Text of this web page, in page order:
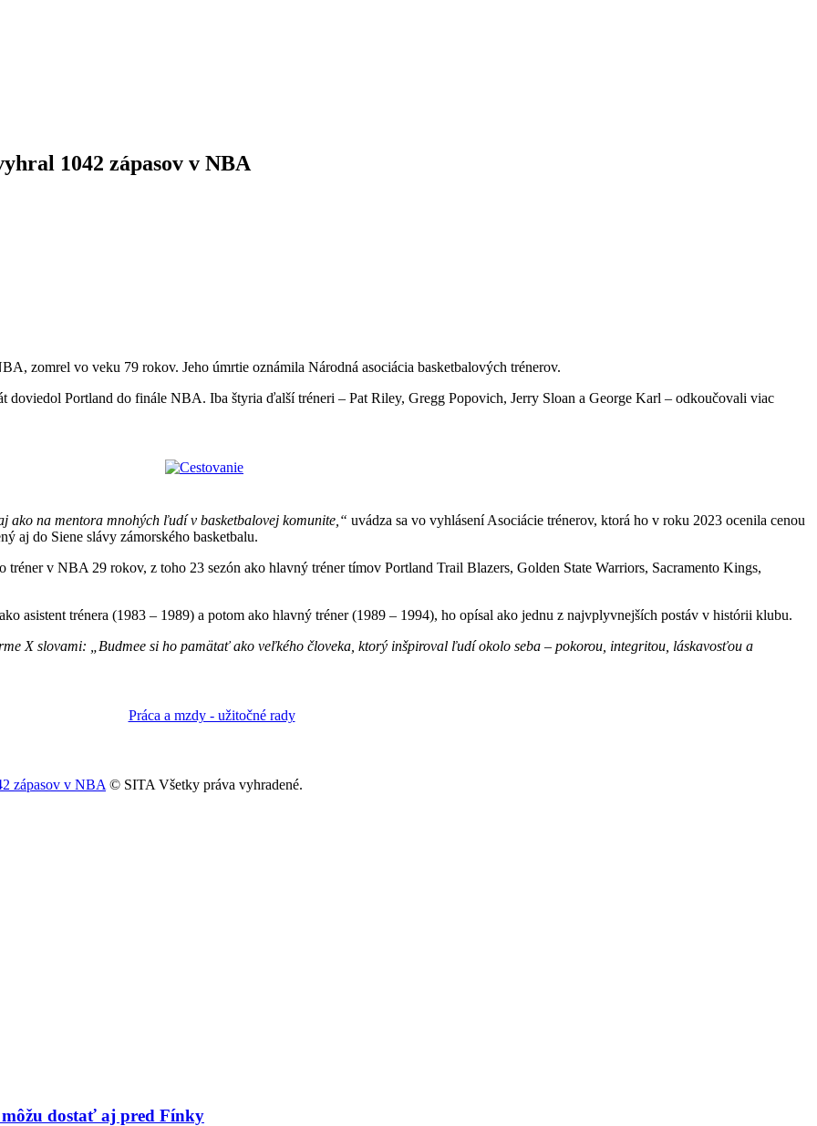
1042 zápasov v NBA
zomrel vo veku 79 rokov. Jeho úmrtie oznámila Národná asociácia basketbalových trénerov.
Portland do finále NBA. Iba štyria ďalší tréneri – Pat Riley, Gregg Popovich, Jerry Sloan a George Karl – odkoučovali viac
ako na mentora mnohých ľudí v basketbalovej komunite,“ uvádza sa vo vyhlásení Asociácie trénerov, ktorá ho v roku 2023 ocenila cenou
aj do Siene slávy zámorského basketbalu.
v NBA 29 rokov, z toho 23 sezón ako hlavný tréner tímov Portland Trail Blazers, Golden State Warriors, Sacramento Kings,
asistent trénera (1983 – 1989) a potom ako hlavný tréner (1989 – 1994), ho opísal ako jednu z najvplyvnejších postáv v histórii klubu.
X slovami: „Budmee si ho pamätať ako veľkého človeka, ktorý inšpiroval ľudí okolo seba – pokorou, integritou, láskavosťou a
zápasov v NBA © SITA Všetky práva vyhradené.
môžu dostať aj pred Fínky